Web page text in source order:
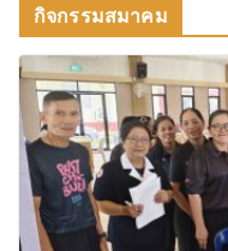
กิจกรรมสมาคม